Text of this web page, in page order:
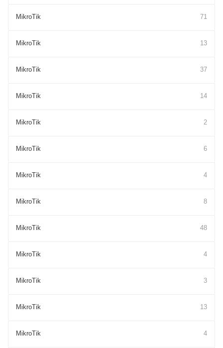
MikroTik 71
MikroTik 13
MikroTik 37
MikroTik 14
MikroTik 2
MikroTik 6
MikroTik 4
MikroTik 8
MikroTik 48
MikroTik 4
MikroTik 3
MikroTik 13
MikroTik 4